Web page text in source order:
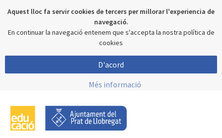
Aquest lloc fa servir cookies de tercers per millorar l'experiencia de
navegació.
En continuar la navegació entenem que s'accepta la nostra política de
cookies
D'acord
Més informació